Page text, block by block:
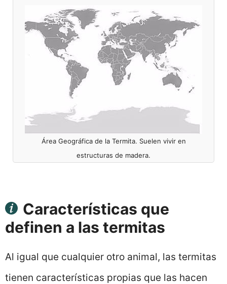
Área Geográfica de la Termita. Suelen vivir en
estructuras de madera.
Características que
definen a las termitas
Al igual que cualquier otro animal, las termitas
tienen características propias que las hacen